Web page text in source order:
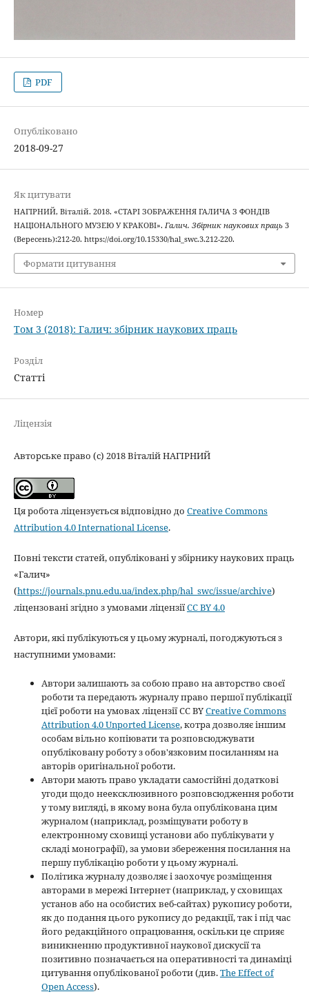
PDF
Опубліковано
2018-09-27
Як цитувати
НАГІРНИЙ, Віталій. 2018. «СТАРІ ЗОБРАЖЕННЯ ГАЛИЧА З ФОНДІВ
НАЦІОНАЛЬНОГО МУЗЕЮ У КРАКОВІ». Галич. Збірник наукових праць3
(Вересень):212-20. https://doi.org/10.15330/hal_swc.3.212-220.
Формати цитування
Номер
Том 3 (2018): Галич: збірник наукових праць
Розділ
Статті
Ліцензія
Авторське право (c) 2018 Віталій НАГІРНИЙ
Ця робота ліцензується відповідно до Creative Commons
Attribution 4.0 International License.
Повні тексти статей, опубліковані у збірнику наукових праць
«Галич»
(https://journals.pnu.edu.ua/index.php/hal_swc/issue/archive)
ліцензовані згідно з умовами ліцензіїCC BY 4.0
Автори, які публікуються у цьому журналі, погоджуються з
наступними умовами:
Автори залишають за собою право на авторство своєї
роботи та передають журналу право першої публікації
цієї роботи на умовах ліцензії CC BYCreative Commons
Attribution 4.0 Unported License, котра дозволяє іншим
особам вільно копіювати та розповсюджувати
опубліковану роботу з обов'язковим посиланням на
авторів оригінальної роботи.
Автори мають право укладати самостійні додаткові
угоди щодо неексклюзивного розповсюдження роботи
у тому вигляді, в якому вона була опублікована цим
журналом (наприклад, розміщувати роботу в
електронному сховищі установи або публікувати у
складі монографії), за умови збереження посилання на
першу публікацію роботи у цьому журналі.
Політика журналу дозволяє і заохочує розміщення
авторами в мережі Інтернет (наприклад, у сховищах
установ або на особистих веб-сайтах) рукопису роботи,
як до подання цього рукопису до редакції, так і під час
його редакційного опрацювання, оскільки це сприяє
виникненню продуктивної наукової дискусії та
позитивно позначається на оперативності та динаміці
цитування опублікованої роботи (див.The Effect of
Open Access).